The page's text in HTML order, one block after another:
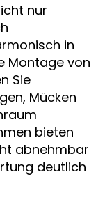
nur
in
Montage von
Sie
Mücken
bieten
abnehmbar
deutlich